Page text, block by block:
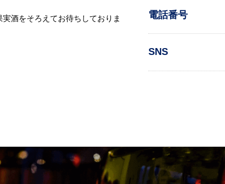
酒をそろえてお待ちしておりま
電話番号
SNS